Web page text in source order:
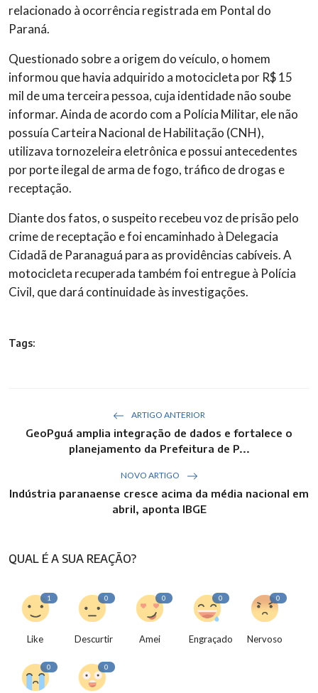
relacionado à ocorrência registrada em Pontal do
Paraná.
Questionado sobre a origem do veículo, o homem
informou que havia adquirido a motocicleta por R$ 15
mil de uma terceira pessoa, cuja identidade não soube
informar. Ainda de acordo com a Polícia Militar, ele não
possuía Carteira Nacional de Habilitação (CNH),
utilizava tornozeleira eletrônica e possui antecedentes
por porte ilegal de arma de fogo, tráfico de drogas e
receptação.
Diante dos fatos, o suspeito recebeu voz de prisão pelo
crime de receptação e foi encaminhado à Delegacia
Cidadã de Paranaguá para as providências cabíveis. A
motocicleta recuperada também foi entregue à Polícia
Civil, que dará continuidade às investigações.
Tags:
ARTIGO ANTERIOR
GeoPguá amplia integração de dados e fortalece o
planejamento da Prefeitura de P...
NOVO ARTIGO
Indústria paranaense cresce acima da média nacional em
abril, aponta IBGE
QUAL É A SUA REAÇÃO?
1
Like
0
Descurtir
0
Amei
0
Engraçado
0
Nervoso
0 0